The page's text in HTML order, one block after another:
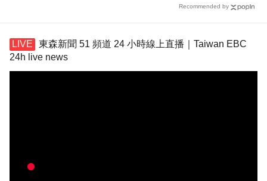
Recommended by
東森新聞 51 頻道 24 小時線上直播｜Taiwan EBC
24h live news